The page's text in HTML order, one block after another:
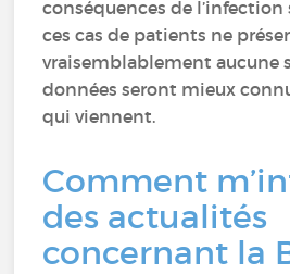
conséquences de
ces cas de patients ne
vraisemblablement aucune
données seront mieux
qui viennent.
Comment
des actualités
concernant la